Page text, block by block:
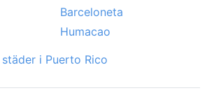
Barceloneta
Humacao
i Puerto Rico